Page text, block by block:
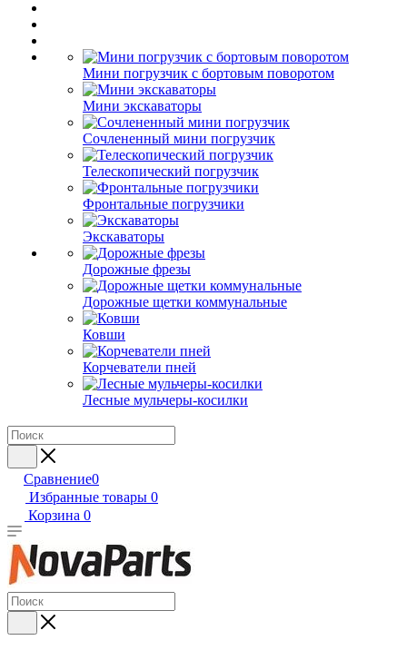
Мини погрузчик с бортовым поворотом
Мини экскаваторы
Сочлененный мини погрузчик
Телескопический погрузчик
Фронтальные погрузчики
Экскаваторы
Дорожные фрезы
Дорожные щетки коммунальные
Ковши
Корчеватели пней
Лесные мульчеры-косилки
Сравнение0
Избранные товары 0
Корзина 0